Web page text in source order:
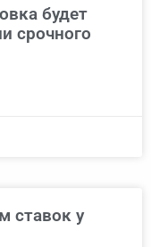
будет
срочного
ставок у